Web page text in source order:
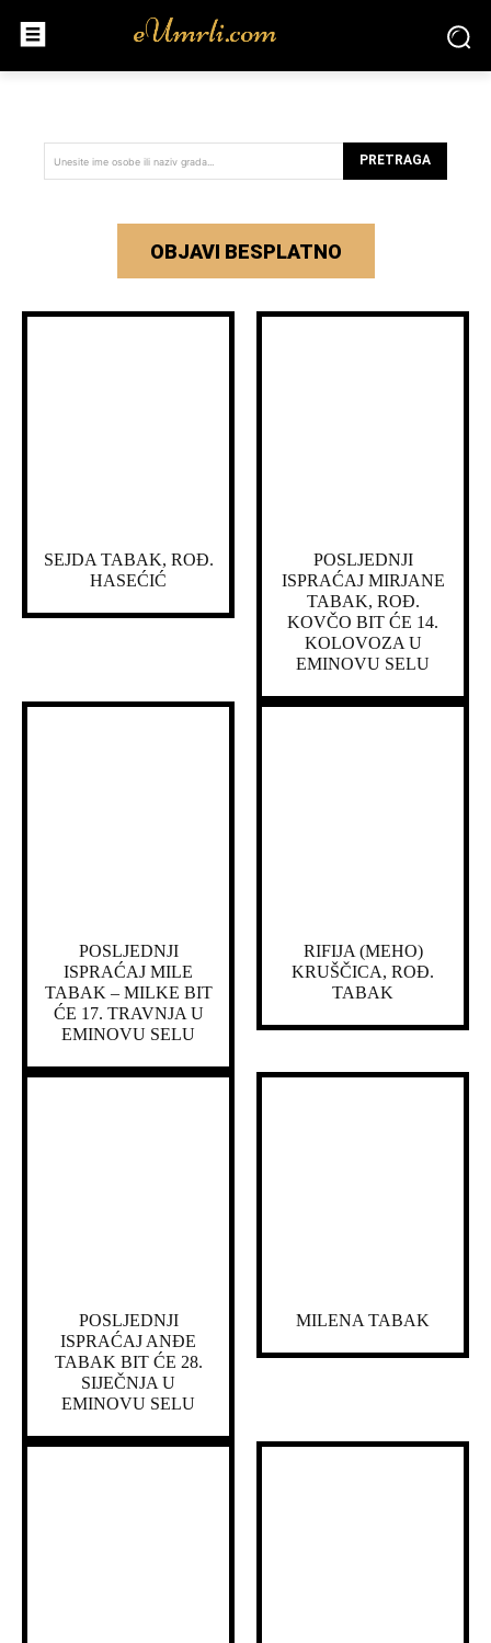
Unesite ime osobe ili naziv grada... PRETRAGA
OBJAVI BESPLATNO
SEJDA TABAK, ROĐ.
HASEĆIĆ
POSLJEDNJI
ISPRAĆAJ MIRJANE
TABAK, ROĐ.
KOVČO BIT ĆE 14.
KOLOVOZA U
EMINOVU SELU
POSLJEDNJI
ISPRAĆAJ MILE
TABAK – MILKE BIT
ĆE 17. TRAVNJA U
EMINOVU SELU
RIFIJA (MEHO)
KRUŠČICA, ROĐ.
TABAK
POSLJEDNJI
ISPRAĆAJ ANĐE
TABAK BIT ĆE 28.
SIJEČNJA U
EMINOVU SELU
MILENA TABAK